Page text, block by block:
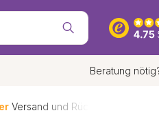
Beratung
und Rückversand*